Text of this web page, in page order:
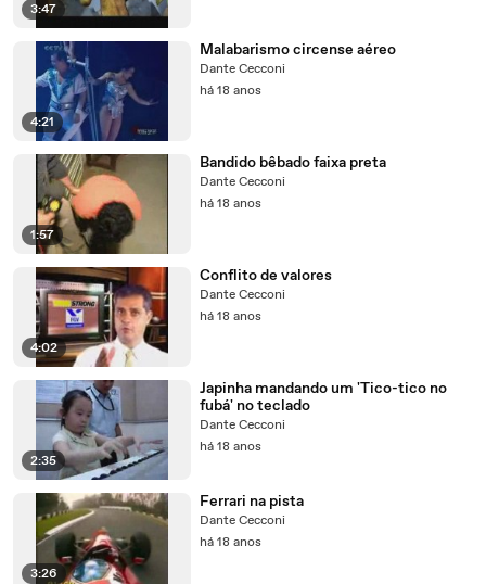
3:47
4:21
Malabarismo circense aéreo
Dante Cecconi
há 18 anos
1:57
Bandido bêbado faixa preta
Dante Cecconi
há 18 anos
4:02
Conflito de valores
Dante Cecconi
há 18 anos
2:35
Japinha mandando um 'Tico-tico no
fubá' no teclado
Dante Cecconi
há 18 anos
3:26
Ferrari na pista
Dante Cecconi
há 18 anos